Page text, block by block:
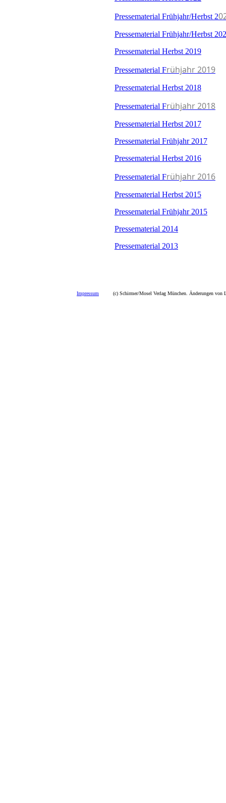
Pressematerial Frühjahr/Herbst 2
Pressematerial Frühjahr/Herbst
Pressematerial Herbst 2019
Pressematerial Frühjahr 2019
Pressematerial Herbst 2018
Pressematerial Frühjahr 2018
Pressematerial Herbst 2017
Pressematerial Frühjahr 2017
Pressematerial Herbst 2016
Pressematerial Frühjahr 2016
Pressematerial Herbst 2015
Pressematerial Frühjahr 2015
Pressematerial 2014
Pressematerial 2013
Impressum (c) Schirmer/Mosel Verlag München. Änderungen von